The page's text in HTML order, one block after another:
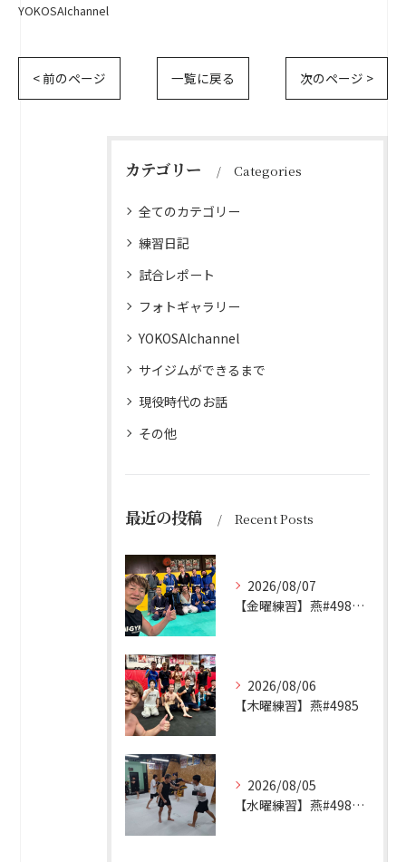
YOKOSAIchannel
< 前のページ 一覧に戻る 次のページ >
カテゴリー Categories
全てのカテゴリー
練習日記
試合レポート
フォトギャラリー
YOKOSAIchannel
サイジムができるまで
現役時代のお話
その他
最近の投稿 Recent Posts
2026/08/07
【金曜練習】燕#4986見附#493
2026/08/06
【木曜練習】燕#4985
2026/08/05
【水曜練習】燕#4984見附#492